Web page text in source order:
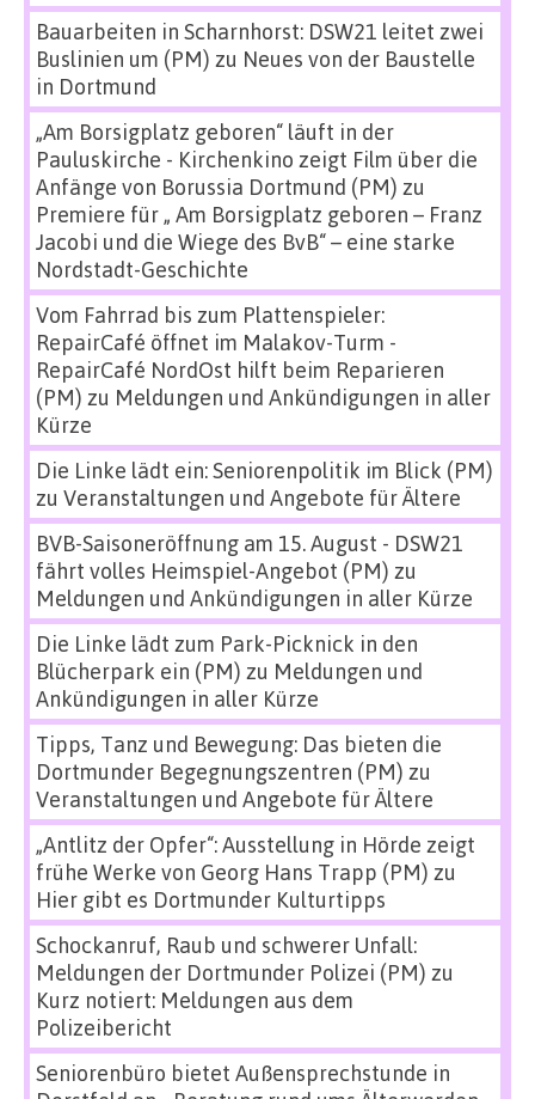
Bauarbeiten in Scharnhorst: DSW21 leitet zwei
Buslinien um (PM) zu Neues von der Baustelle
in Dortmund
„Am Borsigplatz geboren“ läuft in der
Pauluskirche - Kirchenkino zeigt Film über die
Anfänge von Borussia Dortmund (PM) zu
Premiere für „ Am Borsigplatz geboren – Franz
Jacobi und die Wiege des BvB“ – eine starke
Nordstadt-Geschichte
Vom Fahrrad bis zum Plattenspieler:
RepairCafé öffnet im Malakov-Turm -
RepairCafé NordOst hilft beim Reparieren
(PM) zu Meldungen und Ankündigungen in aller
Kürze
Die Linke lädt ein: Seniorenpolitik im Blick (PM)
zu Veranstaltungen und Angebote für Ältere
BVB-Saisoneröffnung am 15. August - DSW21
fährt volles Heimspiel-Angebot (PM) zu
Meldungen und Ankündigungen in aller Kürze
Die Linke lädt zum Park-Picknick in den
Blücherpark ein (PM) zu Meldungen und
Ankündigungen in aller Kürze
Tipps, Tanz und Bewegung: Das bieten die
Dortmunder Begegnungszentren (PM) zu
Veranstaltungen und Angebote für Ältere
„Antlitz der Opfer“: Ausstellung in Hörde zeigt
frühe Werke von Georg Hans Trapp (PM) zu
Hier gibt es Dortmunder Kulturtipps
Schockanruf, Raub und schwerer Unfall:
Meldungen der Dortmunder Polizei (PM) zu
Kurz notiert: Meldungen aus dem
Polizeibericht
Seniorenbüro bietet Außensprechstunde in